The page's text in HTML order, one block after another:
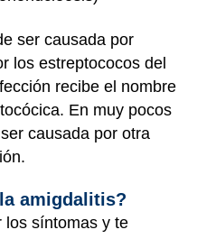
ser causada por
los estreptococos del
recibe el nombre
En muy pocos
causada por otra
amigdalitis?
los síntomas y te